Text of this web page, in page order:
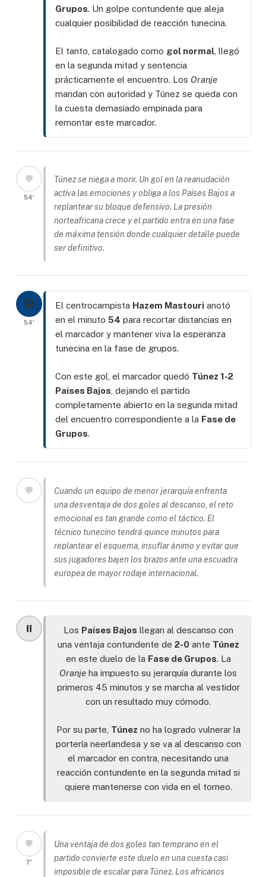
Grupos. Un golpe contundente que aleja
cualquier posibilidad de reacción tunecina.
El tanto, catalogado como gol normal , llegó
en la segunda mitad y sentencia
prácticamente el encuentro. Los Oranje
mandan con autoridad y Túnez se queda con
la cuesta demasiado empinada para
remontar este marcador.
💬
54'
Túnez se niega a morir. Un gol en la reanudación
activa las emociones y obliga a los Países Bajos a
replantear su bloque defensivo. La presión
norteafricana crece y el partido entra en una fase
de máxima tensión donde cualquier detalle puede
ser definitivo.
⚽
54'
El centrocampista Hazem Mastouri anotó
en el minuto 54 para recortar distancias en
el marcador y mantener viva la esperanza
tunecina en la fase de grupos.
Con este gol, el marcador quedó Túnez 1-2
Países Bajos , dejando el partido
completamente abierto en la segunda mitad
del encuentro correspondiente a la Fase de
Grupos.
💬
Cuando un equipo de menor jerarquía enfrenta
una desventaja de dos goles al descanso, el reto
emocional es tan grande como el táctico. El
técnico tunecino tendrá quince minutos para
replantear el esquema, insuflar ánimo y evitar que
sus jugadores bajen los brazos ante una escuadra
europea de mayor rodaje internacional.
⏸️ Los Países Bajos llegan al descanso con
una ventaja contundente de 2-0ante Túnez
en este duelo de la Fase de Grupos. La
Oranje ha impuesto su jerarquía durante los
primeros 45 minutos y se marcha al vestidor
con un resultado muy cómodo.
Por su parte, Túnez no ha logrado vulnerar la
portería neerlandesa y se va al descanso con
el marcador en contra, necesitando una
reacción contundente en la segunda mitad si
quiere mantenerse con vida en el torneo.
💬
7'
Una ventaja de dos goles tan temprano en el
partido convierte este duelo en una cuesta casi
imposible de escalar para Túnez. Los africanos